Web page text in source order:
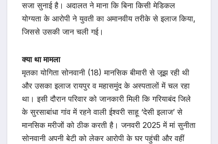
सजा सुनाई है। अदालत ने माना कि बिना किसी मेडिकल
योग्यता के आरोपी ने युवती का अमानवीय तरीके से इलाज किया,
जिससे उसकी जान चली गई।
क्या था मामला
मृतका योगिता सोनवानी (18) मानसिक बीमारी से जूझ रही थी
और उसका इलाज रायपुर व महासमुंद के अस्पतालों में चल रहा
था। इसी दौरान परिवार को जानकारी मिली कि गरियाबंद जिले
के सुरसाबांधा गांव में रहने वाली ईश्वरी साहू ‘देसी इलाज’ से
मानसिक मरीजों को ठीक करती है। जनवरी 2025 में मां सुनीता
सोनवानी अपनी बेटी को लेकर आरोपी के घर पहुंची और वहीं